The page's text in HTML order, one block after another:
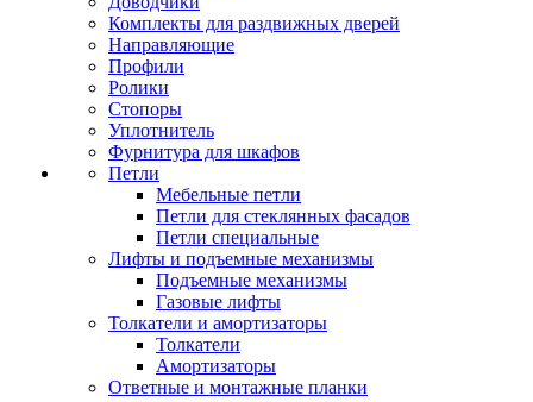
Комплекты для раздвижных дверей
Направляющие
Профили
Ролики
Стопоры
Уплотнитель
Фурнитура для шкафов
Петли
Мебельные петли
Петли для стеклянных фасадов
Петли специальные
Лифты и подъемные механизмы
Подъемные механизмы
Газовые лифты
Толкатели и амортизаторы
Толкатели
Амортизаторы
Ответные и монтажные планки